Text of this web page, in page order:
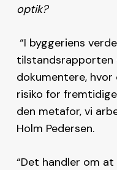
optik?
“I byggeriens
dokumentere, hvor
risiko for
den metafor, vi
Holm Pedersen.
“Det handler om